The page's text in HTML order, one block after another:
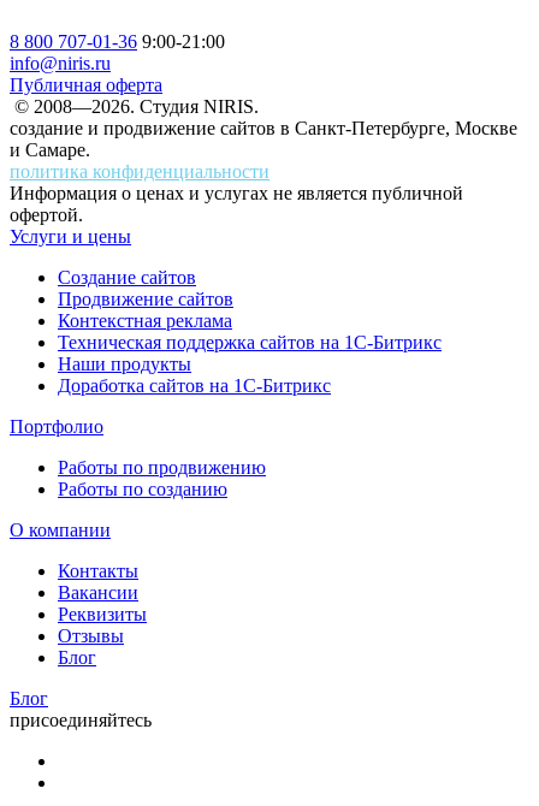
8 800 707-01-36 9:00-21:00
info@niris.ru
Публичная оферта
© 2008—2026. Студия NIRIS.
создание и продвижение сайтов в Санкт-Петербурге, Москве
и Самаре.
политика конфиденциальности
Информация о ценах и услугах не является публичной
офертой.
Услуги и цены
Создание сайтов
Продвижение сайтов
Контекстная реклама
Техническая поддержка сайтов на 1С-Битрикс
Наши продукты
Доработка сайтов на 1С-Битрикс
Портфолио
Работы по продвижению
Работы по созданию
О компании
Контакты
Вакансии
Реквизиты
Отзывы
Блог
Блог
присоединяйтесь